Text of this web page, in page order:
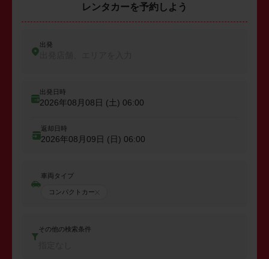
レンタカーを予約しよう
出発
出発日時
2026年08月08日 (土) 06:00
返却日時
2026年08月09日 (日) 06:00
車両タイプ
コンパクトカー
その他の検索条件